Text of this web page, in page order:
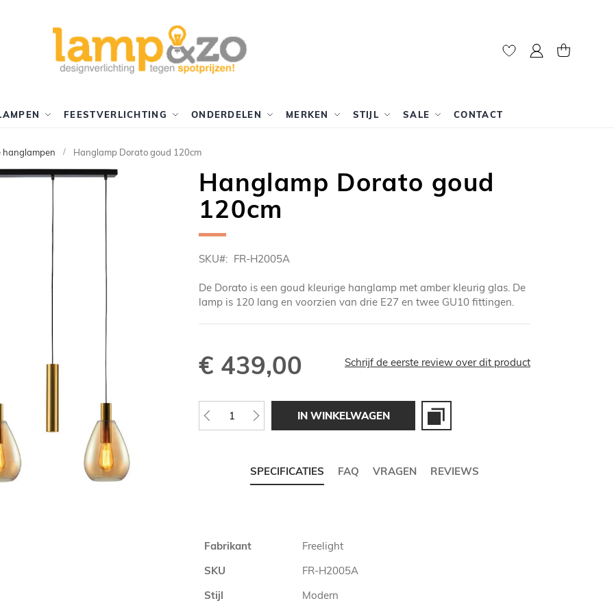
Mijn account
FEESTVERLICHTING ONDERDELEN MERKEN STIJL SALE CONTACT
hanglampen Hanglamp Dorato goud 120cm
Hanglamp Dorato goud
120cm
SKU FR-H2005A
De Dorato is een goud kleurige hanglamp met amber kleurig glas. De
lamp is 120 lang en voorzien van drie E27 en twee GU10 fittingen.
€ 439,00 Schrijf de eerste review over dit product
IN WINKELWAGEN
SPECIFICATIES FAQ VRAGEN REVIEWS
Meer
Fabrikant
Freelight
SKU
FR-H2005A
Stijl
Modern